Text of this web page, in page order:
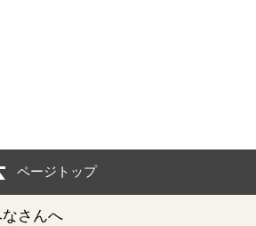
ページトップ
さんへ